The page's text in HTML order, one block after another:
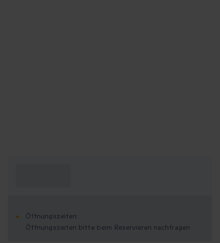
Öffnungszeiten:
Öffnungszeiten bitte beim Reservieren nachfragen